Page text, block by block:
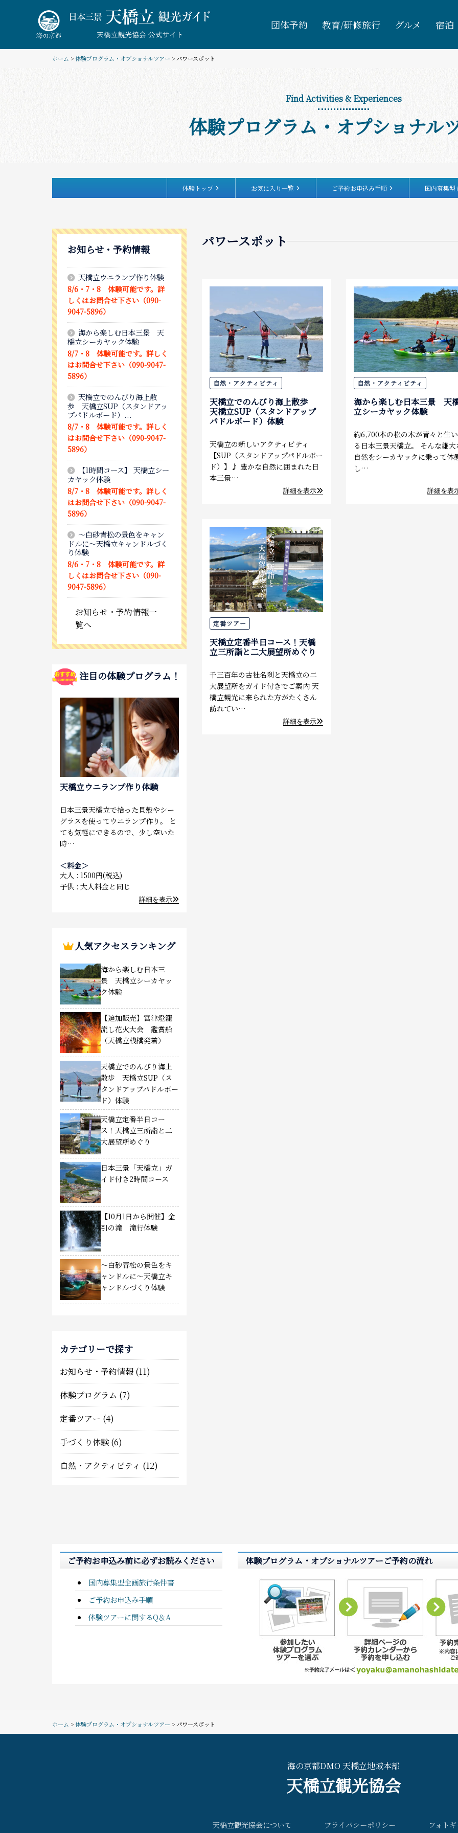
団体予約 教育/研修旅行 グルメ 宿泊
ホーム >体験プログラム・オプショナルツアー > パワースポット
Find Activities & Experiences
体験プログラム・オプショナル
体験トップ お気に入り一覧 ご予約お申込み手順 国内募集
パワースポット
自然・アクティビティ
天橋立でのんびり海上散歩
天橋立SUP（スタンドアップ
パドルボード）体験
天橋立の新しいアクティビティ
【SUP（スタンドアップパドルボー
ド）】♪ 豊かな自然に囲まれた日
本三景…
詳細を表示
自然・アクティビティ
海から楽しむ日本三景 天
立シーカヤック体験
約6,700本の松の木が青々と生
る日本三景天橋立。 そんな雄大
自然をシーカヤックに乗って体
し…
詳細を表
定番ツアー
天橋立定番半日コース！天橋
立三所詣と二大展望所めぐり
千三百年の古社名刹と天橋立の二
大展望所をガイド付きでご案内 天
橋立観光に来られた方がたくさん
訪れてい…
詳細を表示
お知らせ・予約情報
天橋立ウニランプ作り体験
8/6・7・8 体験可能です。詳
しくはお問合せ下さい（090-
9047-5896）
海から楽しむ日本三景 天
橋立シーカヤック体験
8/7・8 体験可能です。詳しく
はお問合せ下さい（090-9047-
5896）
天橋立でのんびり海上散
歩 天橋立SUP（スタンドアッ
プパドルボード）...
8/7・8 体験可能です。詳しく
はお問合せ下さい（090-9047-
5896）
【1時間コース】 天橋立シー
カヤック体験
8/7・8 体験可能です。詳しく
はお問合せ下さい（090-9047-
5896）
～白砂青松の景色をキャン
ドルに～天橋立キャンドルづく
り体験
8/6・7・8 体験可能です。詳
しくはお問合せ下さい（090-
9047-5896）
お知らせ・予約情報一
覧へ
注目の体験プログラム！
天橋立ウニランプ作り体験
日本三景天橋立で拾った貝殻やシー
グラスを使ってウニランプ作り。 と
ても気軽にできるので、少し空いた
時…
＜料金＞
大人
1500円(税込)
子供
大人料金と同じ
詳細を表示
人気アクセスランキング
海から楽しむ日本三
景 天橋立シーカヤッ
ク体験
【追加販売】宮津燈籠
流し花火大会 鑑賞船
（天橋立桟橋発着）
天橋立でのんびり海上
散歩 天橋立SUP（ス
タンドアップパドルボー
ド）体験
天橋立定番半日コー
ス！天橋立三所詣と二
大展望所めぐり
日本三景「天橋立」ガ
イド付き2時間コース
【10月1日から開催】金
引の滝 滝行体験
～白砂青松の景色をキ
ャンドルに～天橋立キ
ャンドルづくり体験
カテゴリーで探す
お知らせ・予約情報 (11)
体験プログラム (7)
定番ツアー (4)
手づくり体験 (6)
自然・アクティビティ (12)
ご予約お申込み前に必ずお読みください
国内募集型企画旅行条件書
ご予約お申込み手順
体験ツアーに関するQ＆A
体験プログラム・オプショナルツアーご予約の流れ
ホーム >体験プログラム・オプショナルツアー > パワースポット
海の京都DMO 天橋立地域本部
天橋立観光協会
天橋立観光協会について プライバシーポリシー フォト